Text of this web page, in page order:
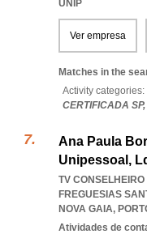
UNIP
Ver empresa
Matches in the
Activity categories:
CERTIFICADA SP,
Ana Paula
Unipessoal,
TV
FREGUESIAS
NOVA GAIA,
Atividades de